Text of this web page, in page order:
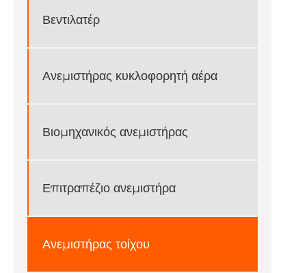
Βεντιλατέρ
Ανεμιστήρας κυκλοφορητή αέρα
Βιομηχανικός ανεμιστήρας
Επιτραπέζιο ανεμιστήρα
Ανεμιστήρας τοίχου